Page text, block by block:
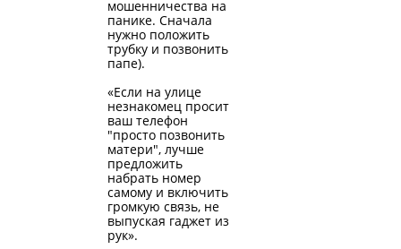
мошенничества на
панике. Сначала
нужно положить
трубку и позвонить
папе).
«Если на улице
незнакомец просит
ваш телефон
"просто позвонить
матери", лучше
предложить
набрать номер
самому и включить
громкую связь, не
выпуская гаджет из
рук».